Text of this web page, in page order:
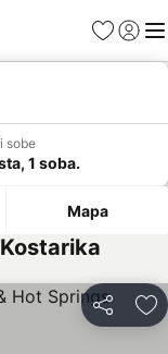
FavoritiPrijavi
sobe
1 soba.
Mapa
Deli